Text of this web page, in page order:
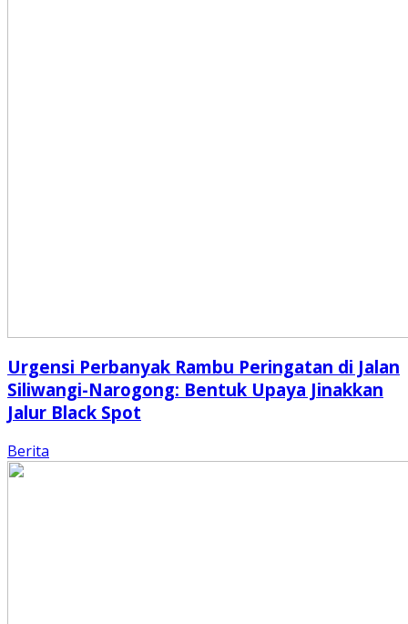
Urgensi Perbanyak Rambu Peringatan di Jalan
Siliwangi-Narogong: Bentuk Upaya Jinakkan
Jalur Black Spot
Berita